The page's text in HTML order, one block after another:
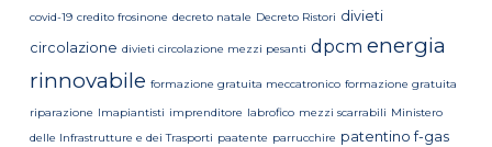
covid-19 credito frosinone decreto natale Decreto Ristori divieti
circolazione divieti circolazione mezzi pesanti dpcm energia
rinnovabile formazione gratuita meccatronico formazione gratuita
riparazione Imapiantisti imprenditore labrofico mezzi scarrabili Ministero
delle Infrastrutture e dei Trasporti paatente parrucchire patentino f-gas